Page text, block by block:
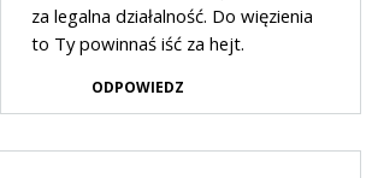
za legalna działalność. Do więzienia
to Ty powinnaś iść za hejt.
ODPOWIEDZ